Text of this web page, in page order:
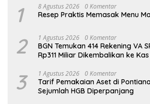
1 8 Agustus 2026 0 Komentar
Resep Praktis Memasak Menu
2 1 Agustus 2026 0 Komentar
BGN Temukan 414 Rekening VA
Rp311 Miliar Dikembalikan ke
3 1 Agustus 2026 0 Komentar
Tarif Pemakaian Aset di
Sejumlah HGB Diperpanjang